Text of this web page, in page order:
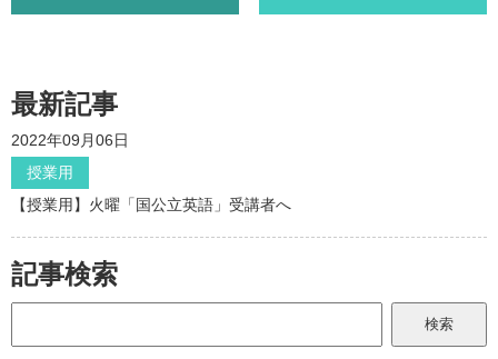
最新記事
2022年09月06日
授業用
【授業用】火曜「国公立英語」受講者へ
記事検索